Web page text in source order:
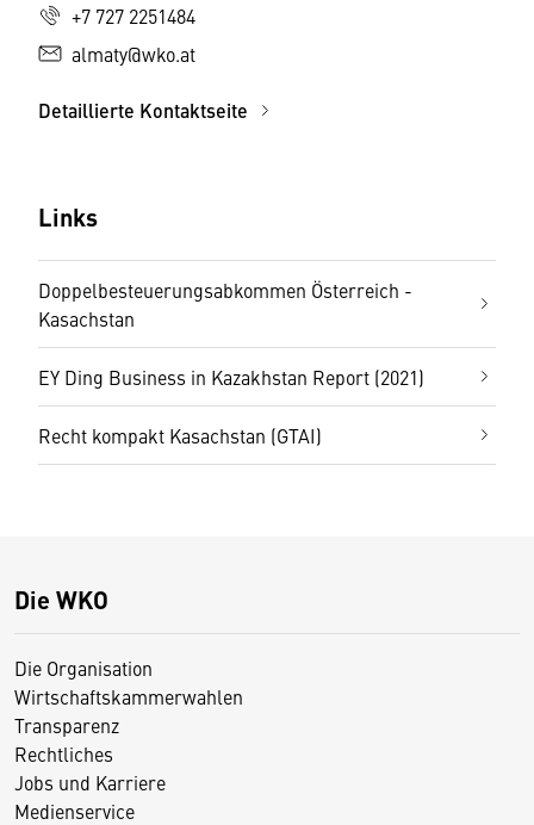
+7 727 2251484
almaty@wko.at
Detaillierte Kontaktseite
Links
Doppelbesteuerungsabkommen Österreich -
Kasachstan
EY Ding Business in Kazakhstan Report (2021)
Recht kompakt Kasachstan (GTAI)
Die WKO
Die Organisation
Wirtschaftskammerwahlen
Transparenz
Rechtliches
Jobs und Karriere
Medienservice